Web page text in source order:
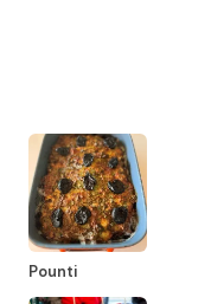
Pounti